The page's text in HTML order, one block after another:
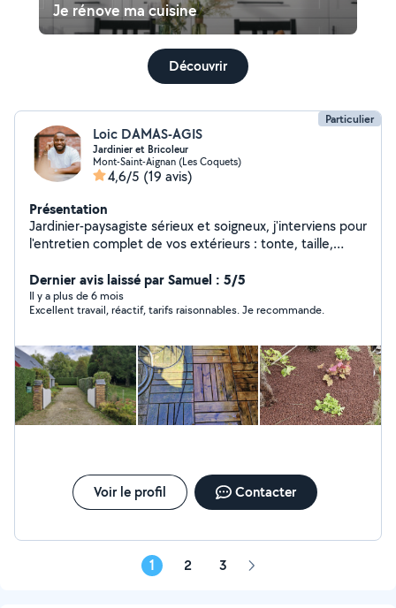
Je rénove ma cuisine
Découvrir
Particulier
Loic DAMAS-AGIS
Jardinier et Bricoleur
Mont-Saint-Aignan (Les Coquets)
4,6/5 (19 avis)
Présentation
Jardinier-paysagiste sérieux et soigneux, j'interviens pour
l'entretien complet de vos extérieurs : tonte, taille,
nettoyage haute pression de terrasses, avec du
matériel performant. Travail soigné, tarifs raisonnables.
Petit budget beau jardin. Je propose également mes
en kit, travaux d'électricité,...
Dernier avis laissé par Samuel : 5/5
Il y a plus de 6 mois
Excellent travail, réactif, tarifs raisonnables. Je recommande.
Voir le profil Contacter
1 2 3 Page